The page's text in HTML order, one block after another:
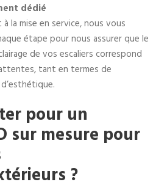
dédié
la mise en service, nous vous
étape pour nous assurer que le
de vos escaliers correspond
tant en termes de
pour un
sur mesure pour
?